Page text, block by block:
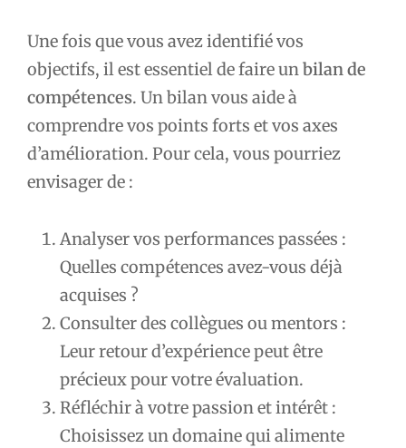
Une fois que vous avez identifié vos
objectifs, il est essentiel de faire unbilan de
compétences. Un bilan vous aide à
comprendre vos points forts et vos axes
d’amélioration. Pour cela, vous pourriez
envisager de :
Analyser vos performances passées :
Quelles compétences avez-vous déjà
acquises ?
Consulter des collègues ou mentors :
Leur retour d’expérience peut être
précieux pour votre évaluation.
Réfléchir à votre passion et intérêt :
Choisissez un domaine qui alimente